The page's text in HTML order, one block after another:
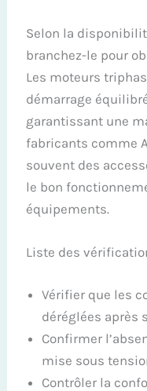
Selon la
branchez-le pour
Les moteurs
démarrage
garantissant une
fabricants comme
souvent des
le bon
équipements.
Liste des
Vérifier que les
déréglées après
Confirmer
mise sous
Contrôler la